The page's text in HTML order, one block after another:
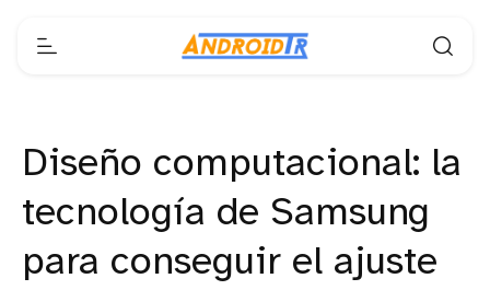
Diseño computacional: la
tecnología de Samsung
para conseguir el ajuste